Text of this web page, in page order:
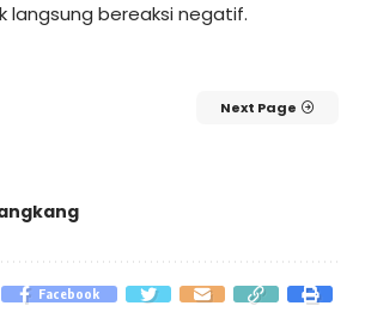
langsung bereaksi negatif.
Next Page
Facebook